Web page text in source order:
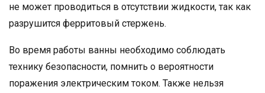
не может проводиться в отсутствии жидкости, так как
разрушится ферритовый стержень.
Во время работы ванны необходимо соблюдать
технику безопасности, помнить о вероятности
поражения электрическим током. Также нельзя